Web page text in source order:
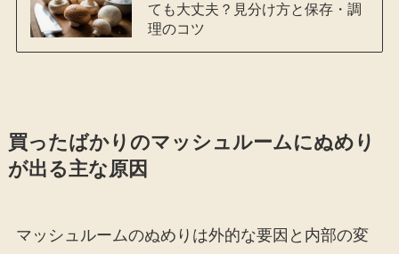
ても大丈夫？見分け方と保存・調
理のコツ
買ったばかりのマッシュルームにぬめり
が出る主な原因
マッシュルームのぬめりは外的な要因と内部の変